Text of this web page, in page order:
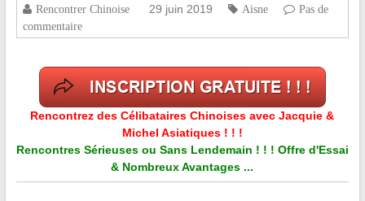
Rencontrer Chinoise 29 juin 2019 Aisne
Pas de
commentaire
Rencontrez des Célibataires Chinoises avec Jacquie &
Michel Asiatiques ! ! !
Rencontres Sérieuses ou Sans Lendemain ! ! ! Offre d'Essai
& Nombreux Avantages ...